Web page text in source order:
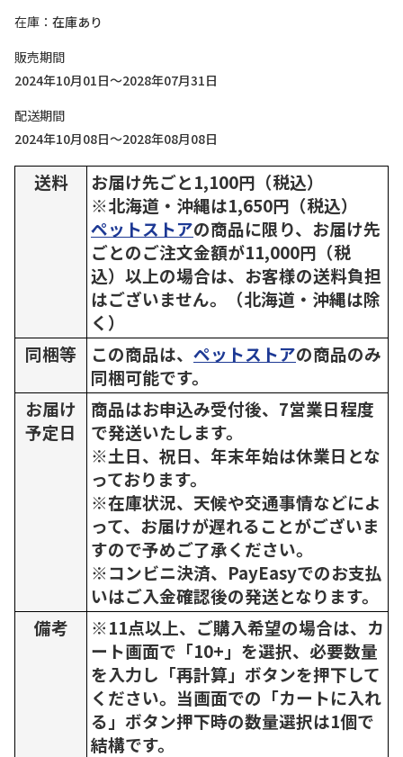
在庫
在庫あり
販売期間
2024年10月01日～2028年07月31日
配送期間
2024年10月08日～2028年08月08日
送料
お届け先ごと1,100円（税込）
※北海道・沖縄は1,650円（税込）
ペットストアの商品に限り、お届け先
ごとのご注文金額が11,000円（税
込）以上の場合は、お客様の送料負担
はございません。（北海道・沖縄は除
く）
同梱等
この商品は、 ペットストアの商品のみ
同梱可能です。
お届け
予定日
商品はお申込み受付後、7営業日程度
で発送いたします。
※土日、祝日、年末年始は休業日とな
っております。
※在庫状況、天候や交通事情などによ
って、お届けが遅れることがございま
すので予めご了承ください。
※コンビニ決済、PayEasyでのお支払
いはご入金確認後の発送となります。
備考
※11点以上、ご購入希望の場合は、カ
ート画面で「10+」を選択、必要数量
を入力し「再計算」ボタンを押下して
ください。当画面での「カートに入れ
る」ボタン押下時の数量選択は1個で
結構です。